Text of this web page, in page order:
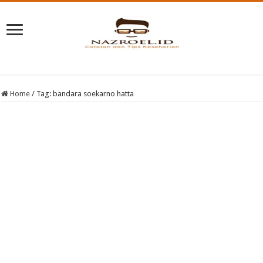
Home / Tag:bandara soekarno hatta